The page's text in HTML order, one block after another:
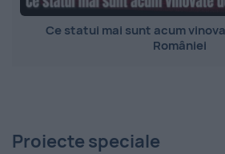
Ce statui mai sunt acum
României
Proiecte speciale